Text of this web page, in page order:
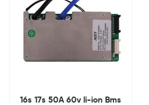
16s 17s 50A 60v li-ion Bms